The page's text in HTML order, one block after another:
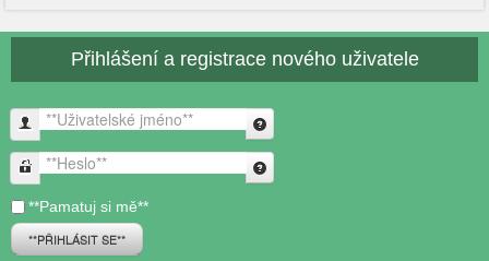
Přihlášení a registrace nového uživatele
**Uživatelské jméno**
**Heslo**
**Pamatuj si mě**
**PŘIHLÁSIT SE**